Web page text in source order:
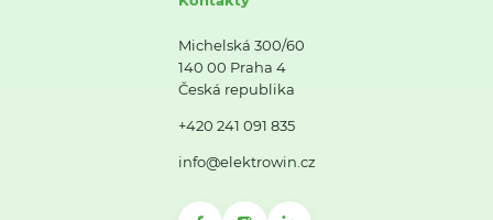
Michelská 300/60
140 00 Praha 4
Česká republika
+420 241 091 835
info@elektrowin.cz